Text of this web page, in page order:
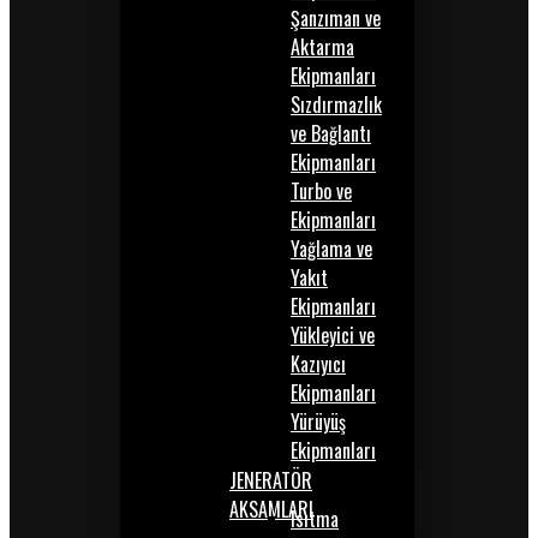
Şanzıman ve
Aktarma
Ekipmanları
Sızdırmazlık
ve Bağlantı
Ekipmanları
Turbo ve
Ekipmanları
Yağlama ve
Yakıt
Ekipmanları
Yükleyici ve
Kazıyıcı
Ekipmanları
Yürüyüş
Ekipmanları
JENERATÖR
AKSAMLARIIsıtma